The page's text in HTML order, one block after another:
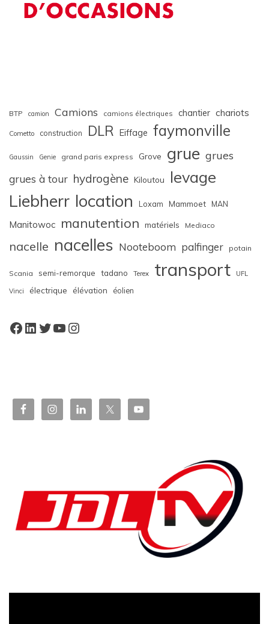
BTP camion Camions camions électriques chantier chariots
Cometto construction DLR Eiffage faymonville
Gaussin Genie grand paris express Grove grue grues
grues à tour hydrogène Kiloutou levage
Liebherr location Loxam Mammoet MAN
Manitowoc manutention matériels Mediaco
nacelle nacelles Nooteboom palfinger potain
Scania semi-remorque tadano Terex transport UFL
Vinci électrique élévation éolien
Facebook
LinkedIn
Twitter
YouTube
Instagram